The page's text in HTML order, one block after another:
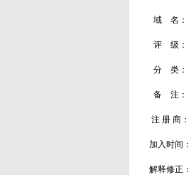
域 名：
评 级：
分 类：
备 注：
注 册 商：
加入时间：
解释修正：